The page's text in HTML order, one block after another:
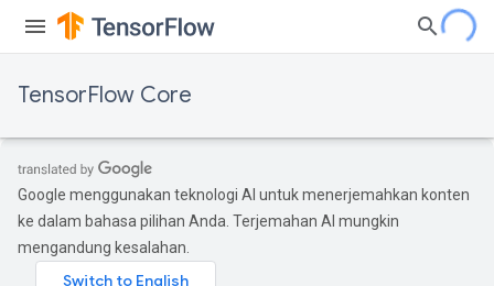
TensorFlow Core
Google menggunakan teknologi AI untuk menerjemahkan konten
ke dalam bahasa pilihan Anda. Terjemahan AI mungkin
mengandung kesalahan.